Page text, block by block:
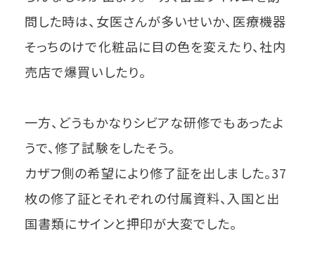
問した時は、女医さんが多いせいか、医療機器
そっちのけで化粧品に目の色を変えたり、社内
売店で爆買いしたり。
一方、どうもかなりシビアな研修でもあったよ
うで、修了試験をしたそう。
カザフ側の希望により修了証を出しました。37
枚の修了証とそれぞれの付属資料、入国と出
国書類にサインと押印が大変でした。